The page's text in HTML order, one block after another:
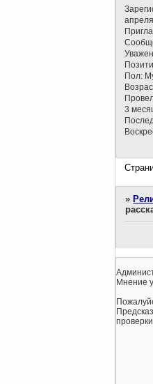
Пол:
3
»
Мнение